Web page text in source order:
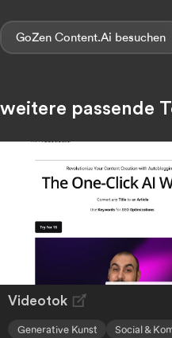
GoZen Content.Ai
weitere passende
Videotok
Generative Kunst
Social &